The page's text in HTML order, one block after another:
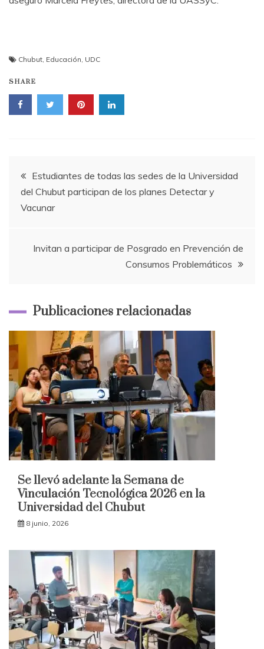
Chubut, Educación, UDC
SHARE
Navegación
de
Estudiantes de todas las sedes de la Universidad
del Chubut participan de los planes Detectar y
Vacunar
Invitan a participar de Posgrado en Prevención de
Consumos Problemáticos
Publicaciones relacionadas
Se llevó adelante la Semana de
Vinculación Tecnológica 2026 en la
Universidad del Chubut
8 junio, 2026